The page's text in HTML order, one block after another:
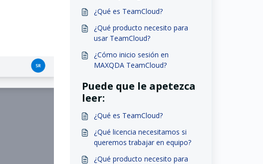
¿Qué es TeamCloud?
¿Qué producto necesito para
usar TeamCloud?
¿Cómo inicio sesión en
MAXQDA TeamCloud?
Puede que le apetezca
leer:
¿Qué es TeamCloud?
¿Qué licencia necesitamos si
queremos trabajar en equipo?
¿Qué producto necesito para